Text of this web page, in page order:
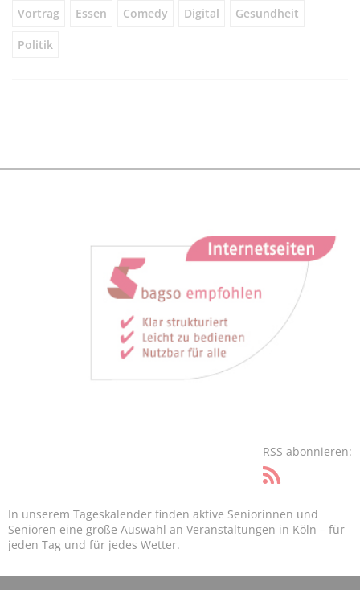
Vortrag Essen Comedy Digital Gesundheit
Politik
RSS abonnieren:
In unserem Tageskalender finden aktive Seniorinnen und
Senioren eine große Auswahl an Veranstaltungen in Köln – für
jeden Tag und für jedes Wetter.